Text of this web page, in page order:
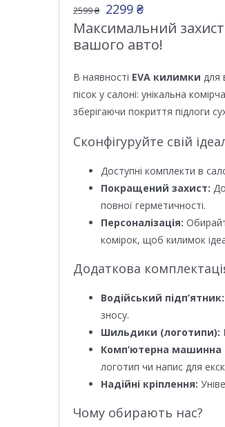
2599₴ 2299 ₴
Максимальний
вашого авто!
В наявності EVA килимки для
пісок у салоні: унікальна
зберігаючи покриття підлоги
Сконфігуруйте свій
Доступні комплекти в
Покращений захист:
повної герметичності.
Персоналізація:
комірок, щоб килимок
Додаткова
Водійський підп’ятник:
зносу.
Шильдики (логотипи):
Комп’ютерна
логотип чи напис для
Надійні кріплення:
Чому обирають нас?